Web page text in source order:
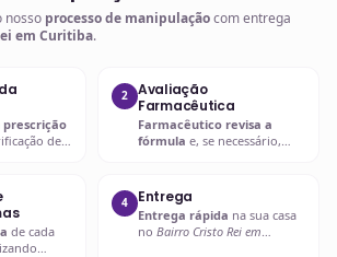
nosso processo de manipulaçãocom entrega
em Curitiba.
prescrição
de
2
Avaliação
Farmacêutica
Farmacêutico revisa a
fórmula e, se necessário,
esclarecimentos.
de cada
4 Entrega
Entrega rápida na sua casa
no Bairro Cristo Rei em